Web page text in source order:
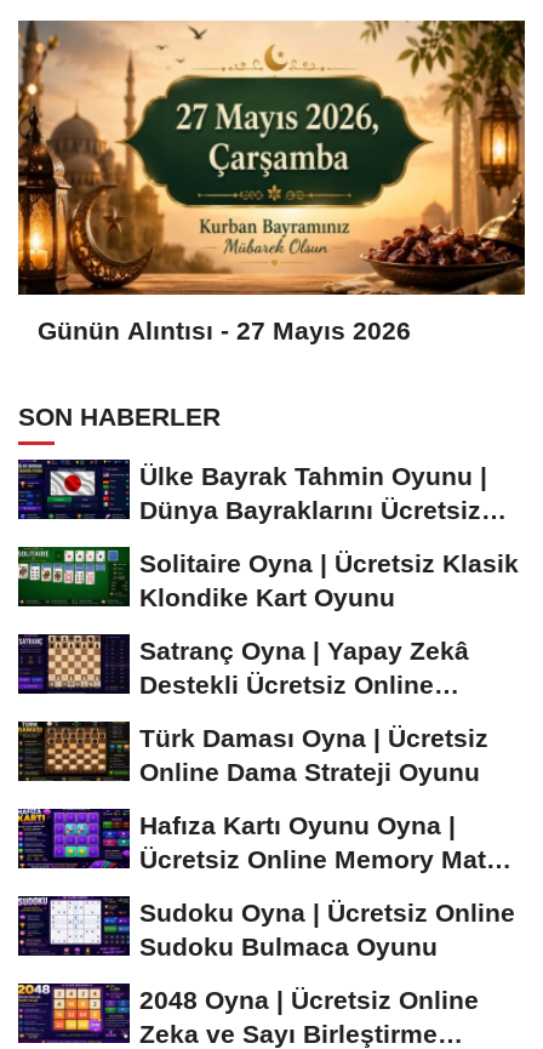
Günün Alıntısı - 27 Mayıs 2026
SON HABERLER
Ülke Bayrak Tahmin Oyunu |
Dünya Bayraklarını Ücretsiz
Solitaire Oyna | Ücretsiz Klasik
Klondike Kart Oyunu
Satranç Oyna | Yapay Zekâ
Destekli Ücretsiz Online
Türk Daması Oyna | Ücretsiz
Online Dama Strateji Oyunu
Hafıza Kartı Oyunu Oyna |
Ücretsiz Online Memory Match
Sudoku Oyna | Ücretsiz Online
Sudoku Bulmaca Oyunu
2048 Oyna | Ücretsiz Online
Zeka ve Sayı Birleştirme